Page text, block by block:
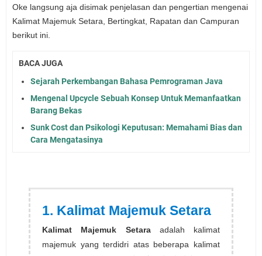
Oke langsung aja disimak penjelasan dan pengertian mengenai
Kalimat Majemuk Setara, Bertingkat, Rapatan dan Campuran
berikut ini.
BACA JUGA
Sejarah Perkembangan Bahasa Pemrograman Java
Mengenal Upcycle Sebuah Konsep Untuk Memanfaatkan
Barang Bekas
Sunk Cost dan Psikologi Keputusan: Memahami Bias dan
Cara Mengatasinya
1. Kalimat Majemuk Setara
Kalimat Majemuk Setaraadalah kalimat
majemuk yang terdidri atas beberapa kalimat